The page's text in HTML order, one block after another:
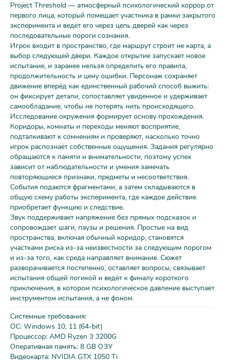
Project Threshold — атмосферный психологический хоррор от
первого лица, который помещает участника в рамки закрытого
эксперимента и ведёт его через цепь дверей как через
последовательные пороги сознания.
Игрок входит в пространство, где маршрут строит не карта, а
выбор следующей двери. Каждое открытие запускает новое
испытание, и заранее нельзя определить его правила,
продолжительность и цену ошибки. Персонаж сохраняет
движение вперёд как единственный рабочий способ выжить:
он фиксирует детали, сопоставляет увиденное и удерживает
самообладание, чтобы не потерять нить происходящего.
Исследование окружения формирует основу прохождения.
Коридоры, комнаты и переходы меняют восприятие,
подталкивают к сомнениям и проверяют, насколько точно
игрок распознаёт собственные ощущения. Задания регулярно
обращаются к памяти и внимательности, поэтому успех
зависит от наблюдательности и умения замечать
повторяющиеся признаки, предметы и несоответствия.
События подаются фрагментами, а затем складываются в
общую схему работы эксперимента, где каждое действие
приобретает функцию и следствие.
Звук поддерживает напряжение без прямых подсказок и
сопровождает шаги, паузы и решения. Простые на вид
пространства, включая обычный коридор, становятся
участками риска из-за неизвестности за следующим порогом
и из-за того, как среда направляет внимание. Сюжет
разворачивается постепенно, оставляет вопросы, связывает
испытания общей логикой и ведёт к финалу короткого
приключения, в котором психологическое давление выступает
инструментом испытания, а не фоном.
Системные требования:
ОС: Windows 10, 11 (64-bit)
Процессор: AMD Ryzen 3 3200G
Оперативная память: 8 GB ОЗУ
Видеокарта: NVIDIA GTX 1050 Ti